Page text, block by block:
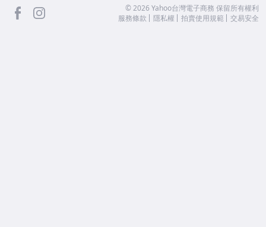
facebook ©2026 Yahoo台灣電子商務 保留所有權利
服務條款
隱私權 拍賣使用規範 交易安全